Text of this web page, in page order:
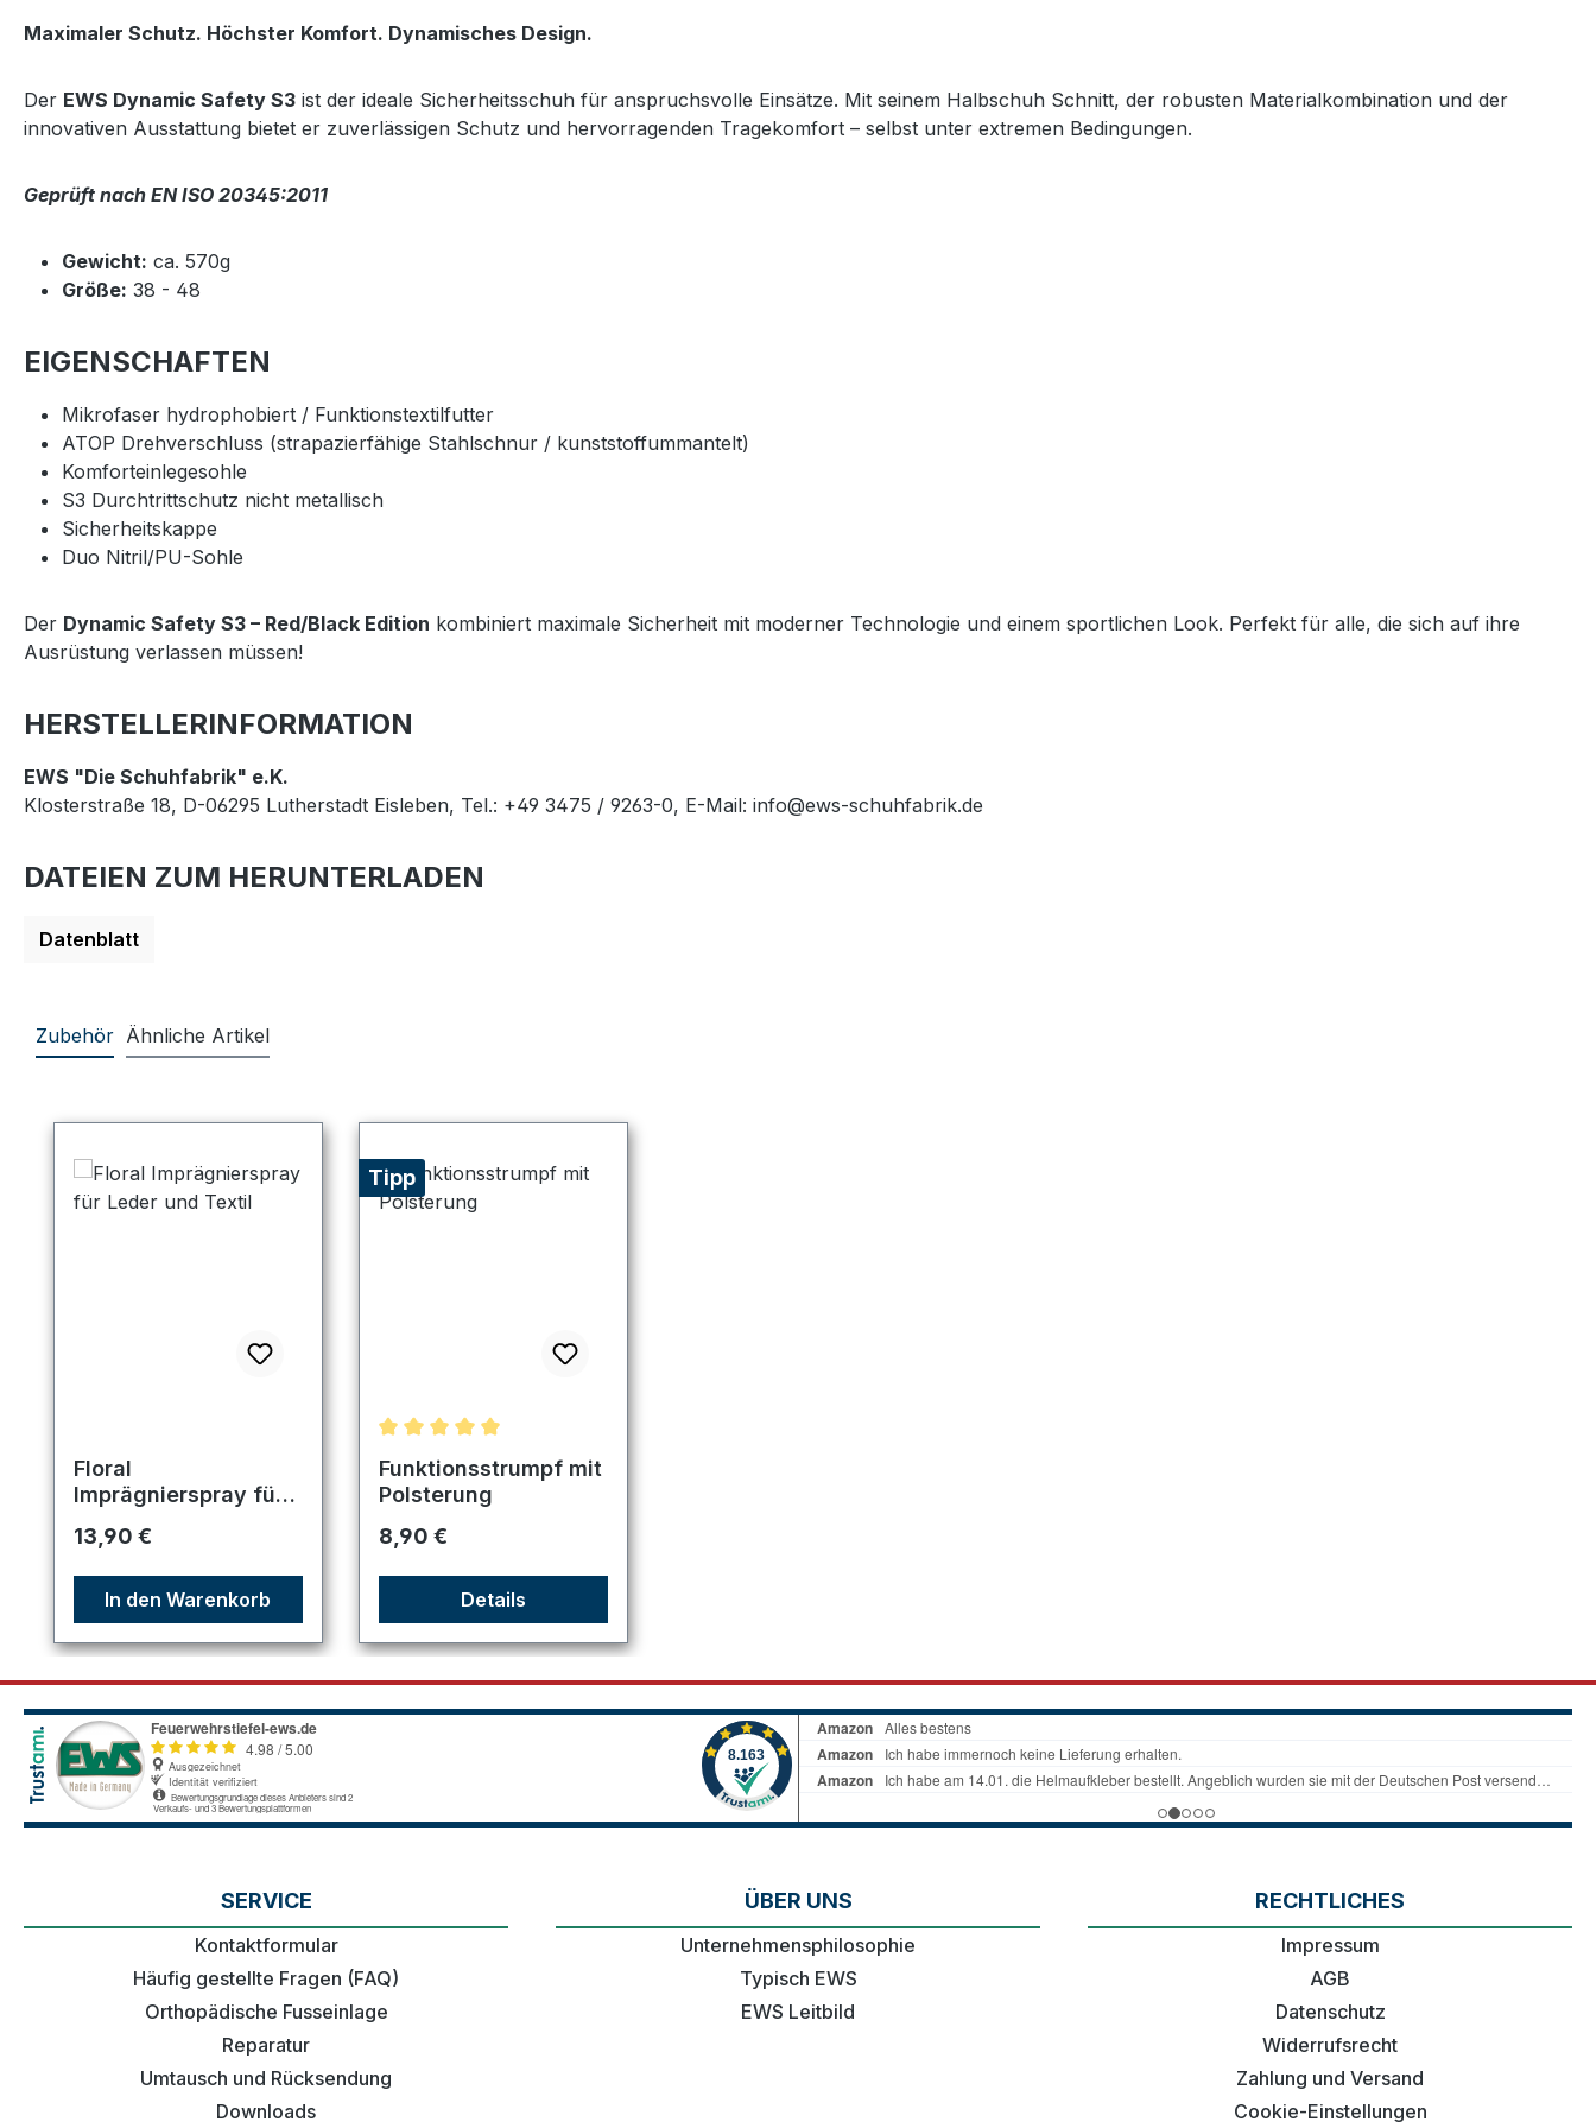
Maximaler Schutz. Höchster Komfort. Dynamisches Design.
Der EWS Dynamic Safety S3 ist der ideale Sicherheitsschuh für anspruchsvolle Einsätze. Mit seinem Halbschuh Schnitt, der robusten Materialkombination und der
innovativen Ausstattung bietet er zuverlässigen Schutz und hervorragenden Tragekomfort – selbst unter extremen Bedingungen.
Geprüft nach EN ISO 20345:2011
Gewicht: ca. 570g
Größe: 38 - 48
EIGENSCHAFTEN
Mikrofaser hydrophobiert / Funktionstextilfutter
ATOP Drehverschluss (strapazierfähige Stahlschnur / kunststoffummantelt)
Komforteinlegesohle
S3 Durchtrittschutz nicht metallisch
Sicherheitskappe
Duo Nitril/PU-Sohle
Der Dynamic Safety S3 – Red/Black Edition kombiniert maximale Sicherheit mit moderner Technologie und einem sportlichen Look. Perfekt für alle, die sich auf ihre
Ausrüstung verlassen müssen!
HERSTELLERINFORMATION
EWS "Die Schuhfabrik" e.K.
Klosterstraße 18, D-06295 Lutherstadt Eisleben, Tel.: +49 3475 / 9263-0, E-Mail: info@ews-schuhfabrik.de
DATEIEN ZUM HERUNTERLADEN
Datenblatt
Zubehör Ähnliche Artikel
Floral
Imprägnierspray für
Regulärer Preis:
13,90 €
In den Warenkorb
Tipp
Durchschnittliche Bewertung von 5 von 5 Sternen
Funktionsstrumpf mit
Polsterung
Regulärer Preis:
8,90 €
Details
SERVICE
Kontaktformular
Häufig gestellte Fragen (FAQ)
Orthopädische Fusseinlage
Reparatur
Umtausch und Rücksendung
Downloads
ÜBER UNS
Unternehmensphilosophie
Typisch EWS
EWS Leitbild
RECHTLICHES
Impressum
AGB
Datenschutz
Widerrufsrecht
Zahlung und Versand
Cookie-Einstellungen